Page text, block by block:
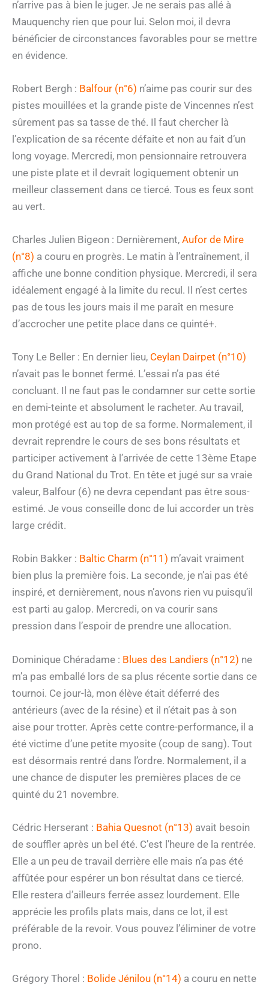
n’arrive pas à bien le juger. Je ne serais pas allé à
Mauquenchy rien que pour lui. Selon moi, il devra
bénéficier de circonstances favorables pour se mettre
en évidence.
Robert Bergh : Balfour (n°6) n’aime pas courir sur des
pistes mouillées et la grande piste de Vincennes n’est
sûrement pas sa tasse de thé. Il faut chercher là
l’explication de sa récente défaite et non au fait d’un
long voyage. Mercredi, mon pensionnaire retrouvera
une piste plate et il devrait logiquement obtenir un
meilleur classement dans ce tiercé. Tous es feux sont
au vert.
Charles Julien Bigeon : Dernièrement, Aufor de Mire
(n°8) a couru en progrès. Le matin à l’entraînement, il
affiche une bonne condition physique. Mercredi, il sera
idéalement engagé à la limite du recul. Il n’est certes
pas de tous les jours mais il me paraît en mesure
d’accrocher une petite place dans ce quinté+.
Tony Le Beller : En dernier lieu, Ceylan Dairpet (n°10)
n’avait pas le bonnet fermé. L’essai n’a pas été
concluant. Il ne faut pas le condamner sur cette sortie
en demi-teinte et absolument le racheter. Au travail,
mon protégé est au top de sa forme. Normalement, il
devrait reprendre le cours de ses bons résultats et
participer activement à l’arrivée de cette 13ème Etape
du Grand National du Trot. En tête et jugé sur sa vraie
valeur, Balfour (6) ne devra cependant pas être sous-
estimé. Je vous conseille donc de lui accorder un très
large crédit.
Robin Bakker : Baltic Charm (n°11) m’avait vraiment
bien plus la première fois. La seconde, je n’ai pas été
inspiré, et dernièrement, nous n’avons rien vu puisqu’il
est parti au galop. Mercredi, on va courir sans
pression dans l’espoir de prendre une allocation.
Dominique Chéradame : Blues des Landiers (n°12) ne
m’a pas emballé lors de sa plus récente sortie dans ce
tournoi. Ce jour-là, mon élève était déferré des
antérieurs (avec de la résine) et il n’était pas à son
aise pour trotter. Après cette contre-performance, il a
été victime d’une petite myosite (coup de sang). Tout
est désormais rentré dans l’ordre. Normalement, il a
une chance de disputer les premières places de ce
quinté du 21 novembre.
Cédric Herserant : Bahia Quesnot (n°13) avait besoin
de souffler après un bel été. C’est l’heure de la rentrée.
Elle a un peu de travail derrière elle mais n’a pas été
affûtée pour espérer un bon résultat dans ce tiercé.
Elle restera d’ailleurs ferrée assez lourdement. Elle
apprécie les profils plats mais, dans ce lot, il est
préférable de la revoir. Vous pouvez l’éliminer de votre
prono.
Grégory Thorel : Bolide Jénilou (n°14) a couru en nette